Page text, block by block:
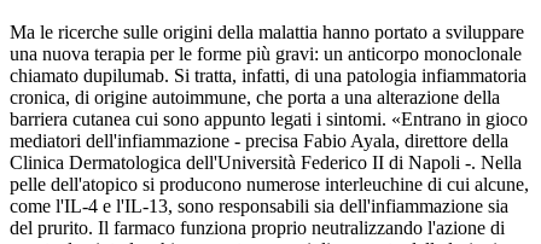
Ma le ricerche sulle origini della malattia hanno portato a sviluppare
una nuova terapia per le forme più gravi: un anticorpo monoclonale
chiamato dupilumab. Si tratta, infatti, di una patologia infiammatoria
cronica, di origine autoimmune, che porta a una alterazione della
barriera cutanea cui sono appunto legati i sintomi. «Entrano in gioco
mediatori dell'infiammazione - precisa Fabio Ayala, direttore della
Clinica Dermatologica dell'Università Federico II di Napoli -. Nella
pelle dell'atopico si producono numerose interleuchine di cui alcune,
come l'IL-4 e l'IL-13, sono responsabili sia dell'infiammazione sia
del prurito. Il farmaco funziona proprio neutralizzando l'azione di